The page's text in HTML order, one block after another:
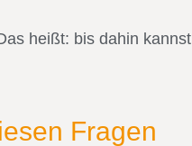
heißt: bis dahin kannst
Fragen